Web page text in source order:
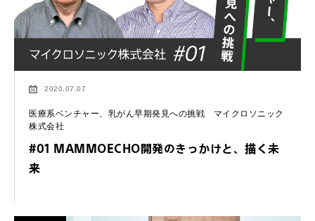
2020.07.07
医療系ベンチャー、乳がん早期発見への挑戦 マイクロソニック
株式会社
#01 MAMMOECHO開発のきっかけと、描く未
来